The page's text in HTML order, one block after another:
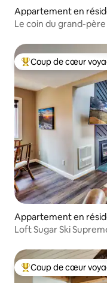
Appartement en
Le coin du grand-père
Coups de cœur
Coup de cœur
Appartement en
Loft Sugar Ski
Coups de cœur
Coup de cœur